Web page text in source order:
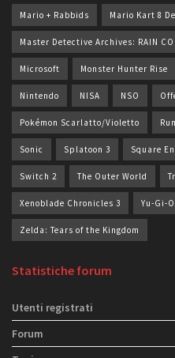
Mario + Rabbids Mario Kart 8
Master Detective Archives: RAIN
Microsoft Monster Hunter Rise
Nintendo NISA NSO
Pokémon Scarlatto/Violetto
Sonic Splatoon 3 Square
Switch 2 The Outer World
Xenoblade Chronicles 3 Yu-Gi-
Zelda: Tears of the Kingdom
Statistiche forum
Utenti registrati
Forum